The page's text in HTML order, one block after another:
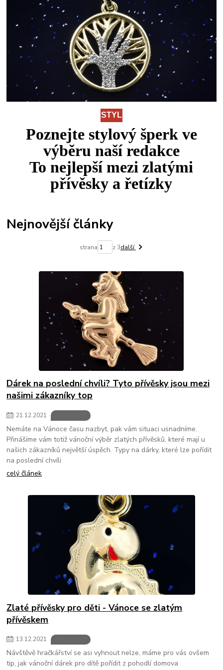
STYL
Poznejte stylový šperk ve
výběru naší redakce
To nejlepší mezi zlatými
přívěsky a řetízky
Nejnovější články
strana z 3další
Dárek na poslední chvíli? Tyto přívěsky jsou mezi
našimi zákazníky top
21.12.2021
Nemáte na Vánoce času nazbyt, pak vám situaci usnadníme.
Přinášíme vám totiž vánoční výběr zlatých přívěsků, které mají u
našich zákazníků největší úspěch. Typy na dárky, které lze pořídit
na poslední chvíli
celý článek
Zlaté přívěsky pro děti - Vánoce se zlatým
přívěskem
13.12.2021
Návštěvě hračkářství se asi vyhnout nelze, máme pro vás ovšem
tip, jak vánoční dárek pro dítě pořídit z pohodlí domova